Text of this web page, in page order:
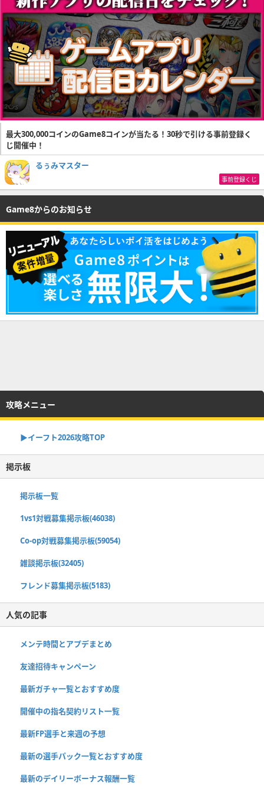
最大300,000コインのGame8コインが当たる！30秒で引ける事前登録く
じ開催中！
るぅみマスター
事前登録くじ
Game8からのお知らせ
攻略メニュー
▶イーフト2026攻略TOP
掲示板
掲示板一覧
1vs1対戦募集掲示板(46038)
Co-op対戦募集掲示板(59054)
雑談掲示板(32405)
フレンド募集掲示板(5183)
人気の記事
メンテ時間とアプデまとめ
友達招待キャンペーン
最新ガチャ一覧とおすすめ度
開催中の指名契約リスト一覧
最新FP選手と来週の予想
最新の選手パック一覧とおすすめ度
最新のデイリーボーナス報酬一覧